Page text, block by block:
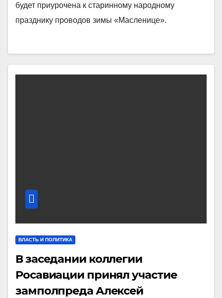
будет приурочена к старинному народному
празднику проводов зимы «Масленице».
ВЛАСТЬ И ПОЛИТИКА
В заседании коллегии
Росавиации принял участие
замполпреда Алексей